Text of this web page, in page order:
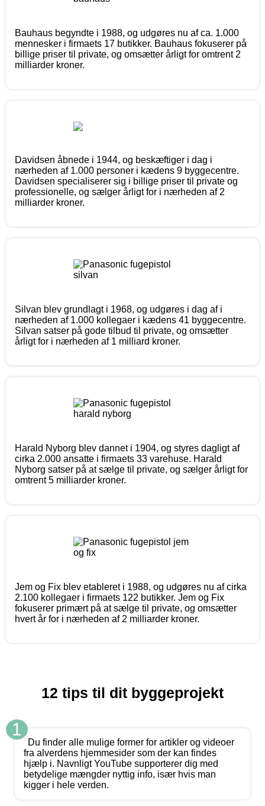
Bauhaus begyndte i 1988, og udgøres nu af ca. 1.000
mennesker i firmaets 17 butikker. Bauhaus fokuserer på
billige priser til private, og omsætter årligt for omtrent 2
milliarder kroner.
Davidsen åbnede i 1944, og beskæftiger i dag i
nærheden af 1.000 personer i kædens 9 byggecentre.
Davidsen specialiserer sig i billige priser til private og
professionelle, og sælger årligt for i nærheden af 2
milliarder kroner.
Silvan blev grundlagt i 1968, og udgøres i dag af i
nærheden af 1.000 kollegaer i kædens 41 byggecentre.
Silvan satser på gode tilbud til private, og omsætter
årligt for i nærheden af 1 milliard kroner.
Harald Nyborg blev dannet i 1904, og styres dagligt af
cirka 2.000 ansatte i firmaets 33 varehuse. Harald
Nyborg satser på at sælge til private, og sælger årligt for
omtrent 5 milliarder kroner.
Jem og Fix blev etableret i 1988, og udgøres nu af cirka
2.100 kollegaer i firmaets 122 butikker. Jem og Fix
fokuserer primært på at sælge til private, og omsætter
hvert år for i nærheden af 2 milliarder kroner.
12 tips til dit byggeprojekt
1
Du finder alle mulige former for artikler og videoer
fra alverdens hjemmesider som der kan findes
hjælp i. Navnligt YouTube supporterer dig med
betydelige mængder nyttig info, især hvis man
kigger i hele verden.